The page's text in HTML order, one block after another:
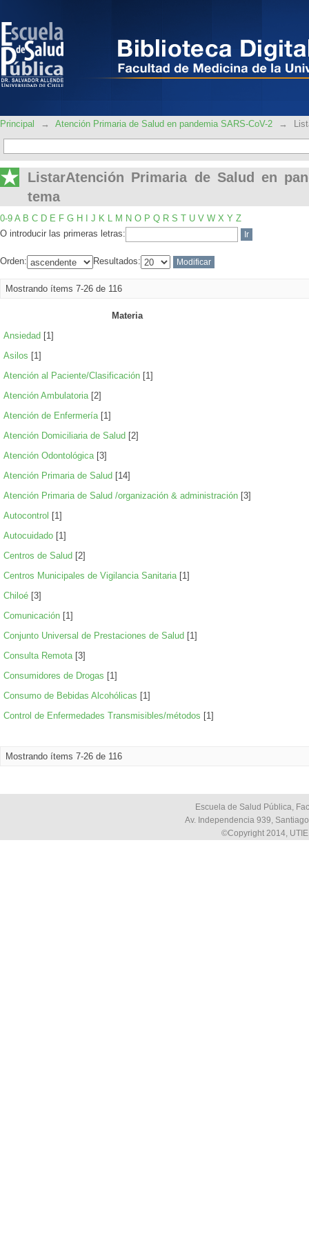
Principal → Atención Primaria de Salud en pandemia SARS-CoV-2 →
ListarAtención Primaria de Salud en
tema
0-9 A B C D E F G H J K L M N O P Q R S T U V W X Y Z
O introducir las primeras letras:
Orden: Resultados:
Mostrando ítems 7-26 de 116
Materia
Ansiedad [1]
Asilos [1]
Atención al Paciente/Clasificación [1]
Atención Ambulatoria[2]
Atención de Enfermería[1]
Atención Domiciliaria de Salud [2]
Atención Odontológica[3]
Atención Primaria de Salud [14]
Atención Primaria de Salud /organización & administración [3]
Autocontrol [1]
Autocuidado [1]
Centros de Salud [2]
Centros Municipales de Vigilancia Sanitaria[1]
Chiloé [3]
Comunicación [1]
Conjunto Universal de Prestaciones de Salud [1]
Consulta Remota[3]
Consumidores de Drogas [1]
Consumo de Bebidas Alcohólicas [1]
Control de Enfermedades Transmisibles/métodos [1]
Mostrando ítems 7-26 de 116
Escuela de Salud Pública,
Av. Independencia 939,
©Copyright 2014,